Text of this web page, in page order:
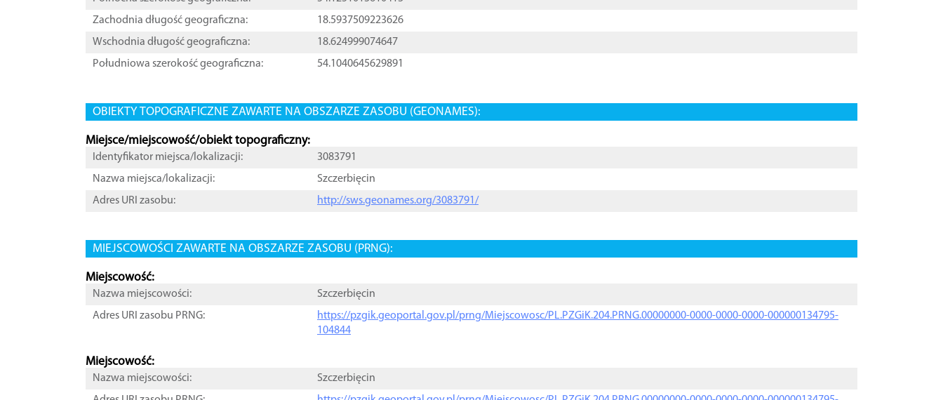
Zachodnia długość geograficzna:
18.5937509223626
Wschodnia długość geograficzna:
18.624999074647
Południowa szerokość geograficzna:
54.1040645629891
OBIEKTY TOPOGRAFICZNE ZAWARTE NA OBSZARZE ZASOBU (GEONAMES):
Miejsce/miejscowość/obiekt topograficzny:
Identyfikator miejsca/lokalizacji:
3083791
Nazwa miejsca/lokalizacji:
Szczerbięcin
Adres URI zasobu:
http://sws.geonames.org/3083791/
MIEJSCOWOŚCI ZAWARTE NA OBSZARZE ZASOBU (PRNG):
Miejscowość:
Nazwa miejscowości:
Szczerbięcin
Adres URI zasobu PRNG:
https://pzgik.geoportal.gov.pl/prng/Miejscowosc/PL.PZGiK.204.PRNG.00000000-0000-0000-0000-000000134795-
104844
Miejscowość:
Nazwa miejscowości:
Szczerbięcin